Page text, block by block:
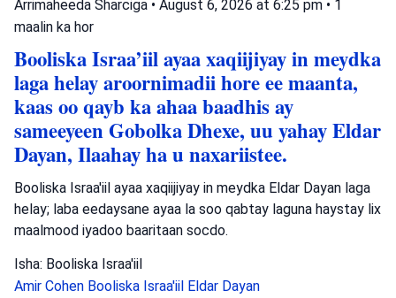
Arrimaheeda Sharciga • August 6, 2026 at 6:25 pm • 1
maalin ka hor
Booliska Israa’iil ayaa xaqiijiyay in meydka
laga helay aroornimadii hore ee maanta,
kaas oo qayb ka ahaa baadhis ay
sameeyeen Gobolka Dhexe, uu yahay Eldar
Dayan, Ilaahay ha u naxariistee.
Booliska Israa'iil ayaa xaqiijiyay in meydka Eldar Dayan laga
helay; laba eedaysane ayaa la soo qabtay laguna haystay lix
maalmood iyadoo baaritaan socdo.
Isha: Booliska Israa'iil
Amir Cohen Booliska Israa'iil Eldar Dayan